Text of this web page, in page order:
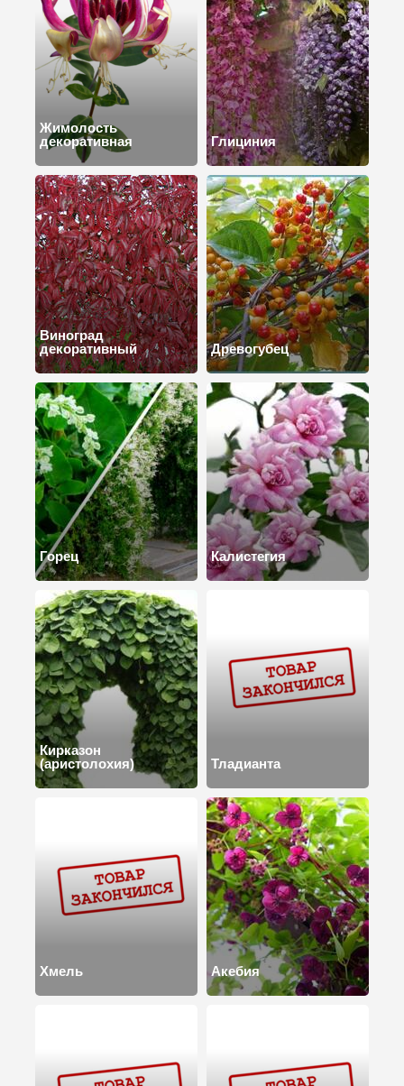
Жимолость
декоративная
Глициния
Виноград
декоративный
Древогубец
Горец Калистегия
Кирказон
(аристолохия)
Тладианта
Хмель Акебия